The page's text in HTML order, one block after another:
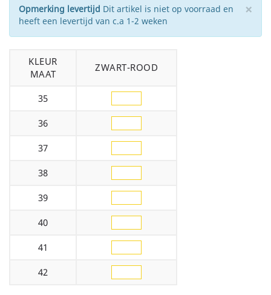
×
Opmerking levertijd Dit artikel is niet op voorraad en
heeft een levertijd van c.a 1-2 weken
KLEUR
MAAT
ZWART-ROOD
35
36
37
38
39
40
41
42